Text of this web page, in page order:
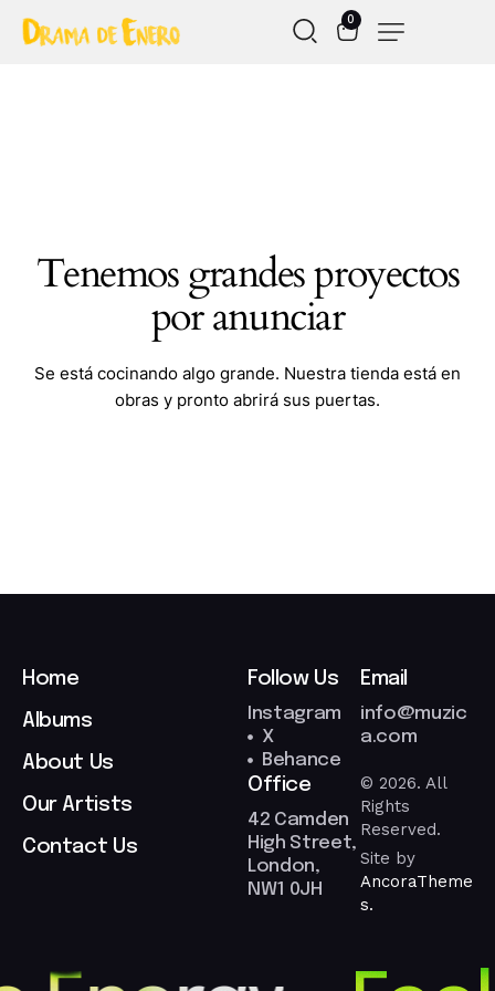
0
Tenemos grandes proyectos
por anunciar
Se está cocinando algo grande. Nuestra tienda está en
obras y pronto abrirá sus puertas.
Home
Albums
About Us
Our Artists
Contact Us
Follow Us
Instagram
X
Behance
Email
info@muzic
a.com
Office
42 Camden
High Street,
London,
NW1 0JH
© 2026. All
Rights
Reserved.
Site by
AncoraTheme
s.